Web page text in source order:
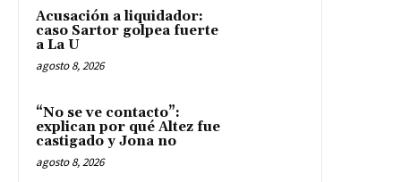
Acusación a liquidador:
caso Sartor golpea fuerte
a La U
agosto 8, 2026
“No se ve contacto”:
explican por qué Altez fue
castigado y Jona no
agosto 8, 2026